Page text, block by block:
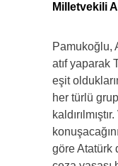
Milletvekili
Pamukoğlu,
atıf yaparak
eşit
her türlü
göre Atatürk